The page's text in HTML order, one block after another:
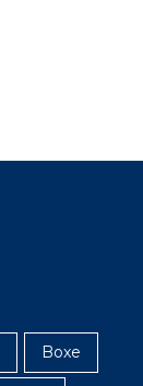
Boxe